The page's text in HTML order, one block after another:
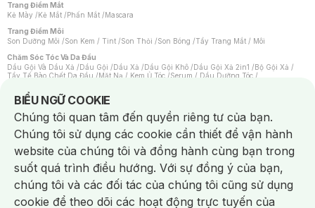
Trang Điểm Mắt
Kẻ Mày /Kẻ Mắt /Phấn Mắt /Mascara
Trang Điểm Môi
Son Dưỡng Môi /Son Kem / Tint /Son Thỏi /Son Bóng /Tẩy Trang Mắt / Môi
Chăm Sóc Tóc Và Da Đầu
Dầu Gội Và Dầu Xả /Dầu Gội /Dầu Xả /Dầu Gội Khô /Dầu Gội Xả 2in1 /Bộ Gội Xả /
Tẩy Tế Bào Chết Da Đầu /Mặt Nạ / Kem Ủ Tóc /Serum / Dầu Dưỡng Tóc /
Máy Sấy Tóc
Lược
Kem Tẩy Lông/Dụng Cụ Tẩy Lông
Nước Hoa
Nước Hoa Nam Nước Hoa Cao Cấp Xịt Thơm Toàn Thân
Nước Hoa Vùng Kín
Chăm Sóc Cá Nhân
Chống Muỗi
Khẩu Trang Máy Massage Mặt Nạ Xông Hơi/Nước Rửa Tay
Sản Phẩm Chăm Sóc Khác/ Bàn Chải Đánh Răng /Bàn Chải Điện/
Hỗ Trợ Trắng Răng / Kem Đánh Răng Máy Tăm Nước Nước Súc Miệng
Tăm / Chỉ Nha Khoa /Xịt Thơm Miệng / Dung Dịch Vệ Sinh/Dưỡng Vùng Kín/
BIỂU NGỮ COOKIE
Notice about cookies usage
Chúng tôi quan tâm đến quyền riêng tư của bạn.
Chúng tôi sử dụng các cookie cần thiết để vận hành
website của chúng tôi và đồng hành cùng bạn trong
suốt quá trình điều hướng. Với sự đồng ý của bạn,
chúng tôi và các đối tác của chúng tôi cũng sử dụng
cookie để theo dõi các hoạt động trực tuyến của